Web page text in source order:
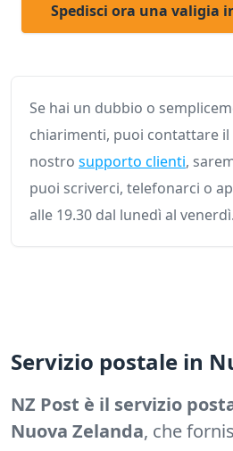
Spedisci ora una valigia
Se hai un dubbio o
chiarimenti, puoi contattare il
nostro supporto clienti,
puoi scriverci, telefonarci o
alle 19.30 dal lunedì al venerdì.
Servizio postale in
NZ Post è il servizio
Nuova Zelanda, che